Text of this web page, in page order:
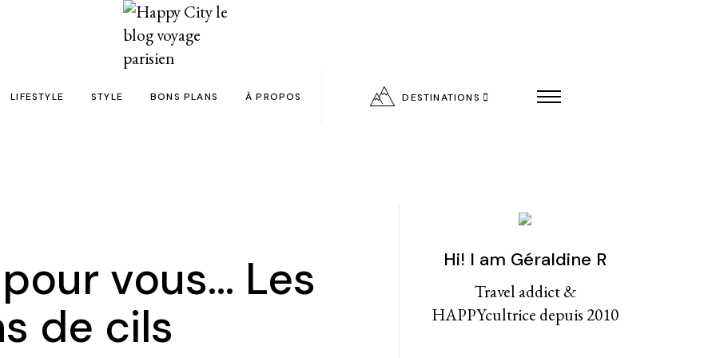
en 24h chrono
filles
LIFESTYLE
Livres
Shopping
Kids
STYLE
Tattoos
BONS PLANS À PROPOS
Politique de confidentialité
DESTINATIONS
vous… Les
de cils
Hi! I am Géraldine R
Travel addict &
HAPPYcultrice depuis 2010